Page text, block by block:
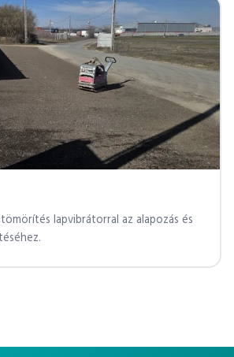
lapvibrátorral az alapozás és